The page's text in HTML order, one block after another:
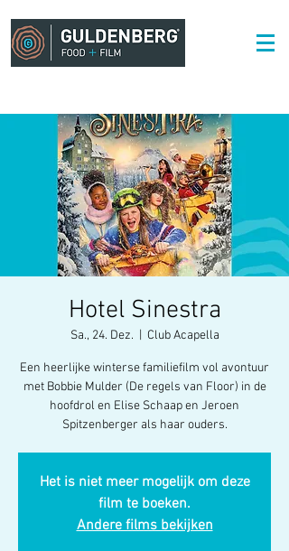
Hotel Sinestra
Sa., 24. Dez. Club Acapella
Een heerlijke winterse familiefilm vol avontuur
met Bobbie Mulder (De regels van Floor) in de
hoofdrol en Elise Schaap en Jeroen
Spitzenberger als haar ouders.
Het is niet meer mogelijk om deze
film te boeken.
Andere films bekijken